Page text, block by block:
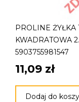
PROLINE
KWADRATOWA
5903755981547
11,09 zł
Dodaj do